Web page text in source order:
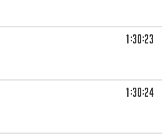
1:30:23
1:30:24